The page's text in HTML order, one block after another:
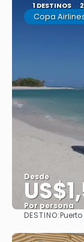
1 DESTINOS
Copa
Desde
Por persona
DESTINO: